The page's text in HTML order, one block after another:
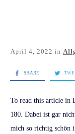
April 4, 2022 in
SHARE
To read this article in
180. Dabei ist gar
mich so richtig schön